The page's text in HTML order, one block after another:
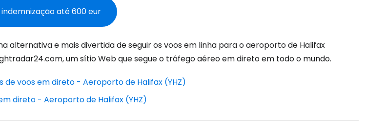
até 600 eur
alternativa e mais divertida de seguir os voos em linha para o aeroporto de Halifax
um sítio Web que segue o tráfego aéreo em direto em todo o mundo.
de voos em direto - Aeroporto de Halifax (YHZ)
direto - Aeroporto de Halifax (YHZ)